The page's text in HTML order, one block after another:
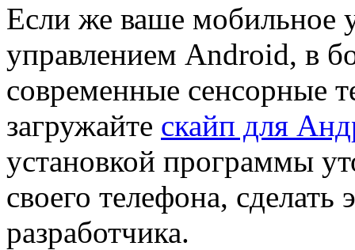
Если же ваше мобильное
управлением Android, в
современные сенсорные
загружайте скайп для
установкой программы
своего телефона,
разработчика.